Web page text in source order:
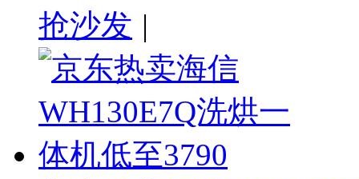
抢沙发 |